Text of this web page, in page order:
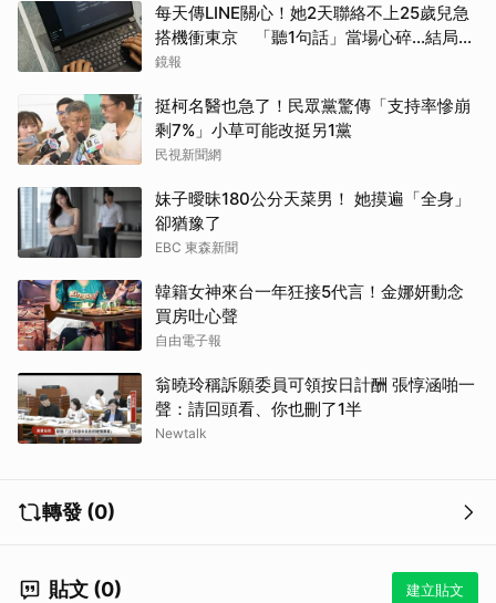
每天傳LINE關心！她2天聯絡不上25歲兒急
搭機衝東京 「聽1句話」當場心碎...結局看
哭網
鏡報
挺柯名醫也急了！民眾黨驚傳「支持率慘崩
剩7%」小草可能改挺另1黨
民視新聞網
妹子曖昧180公分天菜男！ 她摸遍「全身」
卻猶豫了
EBC 東森新聞
韓籍女神來台一年狂接5代言！金娜妍動念
買房吐心聲
自由電子報
翁曉玲稱訴願委員可領按日計酬 張惇涵啪一
聲：請回頭看、你也刪了1半
Newtalk
轉發 (0)
貼文 (0) 建立貼文